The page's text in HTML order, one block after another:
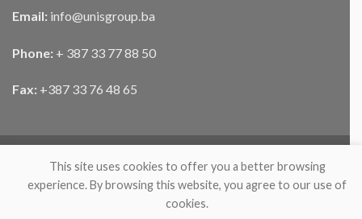
Email: info@unisgroup.ba
Phone: + 387 33 77 88 50
Fax: +387 33 76 48 65
This site uses cookies to offer you a better browsing
experience. By browsing this website, you agree to our use of
cookies.